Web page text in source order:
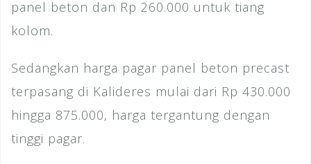
panel beton dan Rp 260.000 untuk tiang
kolom.
Sedangkan harga pagar panel beton precast
terpasang di Kalideres mulai dari Rp 430.000
hingga 875.000, harga tergantung dengan
tinggi pagar.